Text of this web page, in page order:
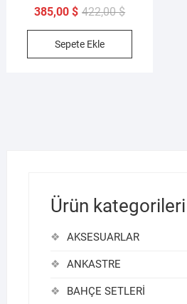
422,00$Orijinal
fiyat:
385,00$
Şu
andaki
385,00 $.
Sepete Ekle
Ürün kategorileri
AKSESUARLAR
ANKASTRE
BAHÇE SETLERİ